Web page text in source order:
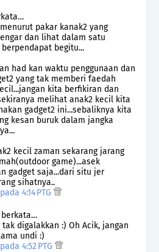
pakar kanak2 yang
dan lihat dalam satu
begitu...
had kan waktu penggunaan dan
yang tak memberi faedah
kita berfikiran dan
melihat anak2 kecil kita
gadget2 ini...sebaliknya kita
kesan buruk dalam jangka
kecil zaman sekarang jarang
game)...asek
gadget saja...dari situ jer
sihatnya..
4:14 PTG
berkata…
digalakkan :) Oh Acik, jangan
undi :)
4:52 PTG